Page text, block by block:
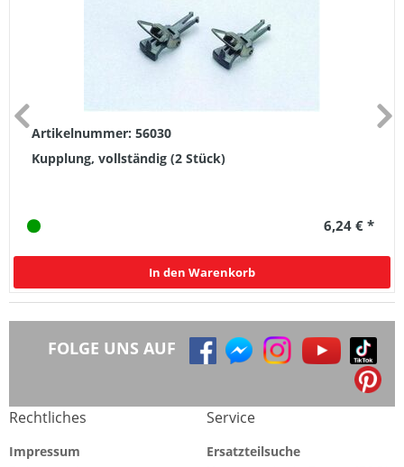
Artikelnummer: 56030
Kupplung, vollständig (2 Stück)
6,24 € *
In den Warenkorb
FOLGE UNS AUF
Rechtliches
Impressum
Service
Ersatzteilsuche